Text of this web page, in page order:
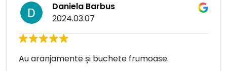
Daniela Barbus
2024.03.07
Au aranjamente și buchete frumoase.